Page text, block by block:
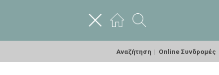
Αναζήτηση | Online Συνδρομές